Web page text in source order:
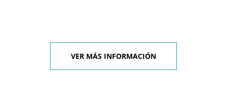
VER MÁS INFORMACIÓN